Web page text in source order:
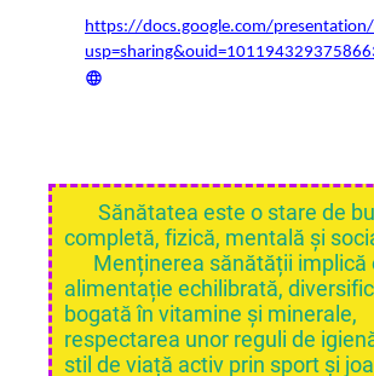
https://docs.google.com/presentation/
Sănătatea este o stare de
completă, fizică, mentală și
Menținerea sănătății implică
alimentație echilibrată,
bogată în vitamine și minerale,
respectarea unor reguli de
stil de viață activ prin sport și